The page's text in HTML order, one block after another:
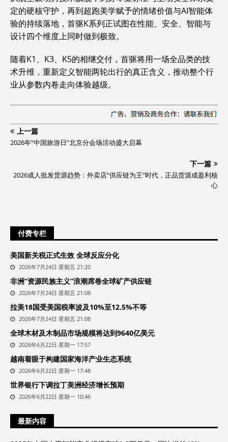
定的硬核守护，再到超跑美学赋予的情绪价值与AI智能体
验的持续落地，首驱K系列正试图在性能、安全、智能与
设计四个维度上同时做到极致。
随着K1、K3、K5的相继交付，首驱将用一场全品类的技
术升维，重新定义智能两轮出行的真正含义，推动整个行
业从参数内卷走向体验越级。
上一篇
2026年“中国旅游日”北京分会场活动盛大启幕
下一篇
2026成人批发货源趋势：外卖店“供应链为王”时代，正品货源成盈利核
心
付费专栏
美国新关税正式生效 全球反应分化
2026年7月24日 星期五 21:20
非洲“资源民族主义”浪潮席卷全球矿产供应链
2026年7月24日 星期五 21:08
拉美18国受美国税率波及10%至12.5%不等
2026年7月24日 星期五 21:08
全球木材及木制品市场规模将达到9640亿美元
2026年6月22日 星期一 17:57
越南着眼于构建国家海洋产业生态系统
2026年6月22日 星期一 17:48
世界银行下调拉丁美洲经济增长预期
2026年6月22日 星期一 10:46
最新内容